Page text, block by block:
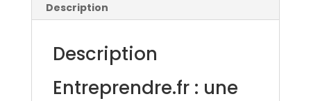
Description
Description
Entreprendre.fr : une